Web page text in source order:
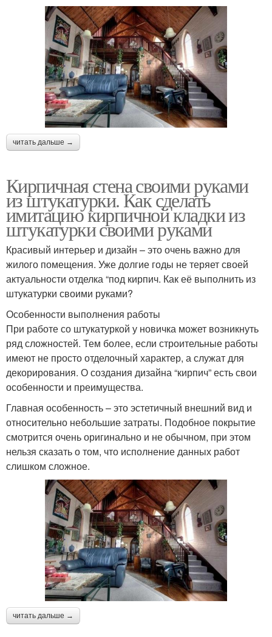
читать дальше →
Кирпичная стена своими руками
из штукатурки. Как сделать
имитацию кирпичной кладки из
штукатурки своими руками
Красивый интерьер и дизайн – это очень важно для
жилого помещения. Уже долгие годы не теряет своей
актуальности отделка “под кирпич. Как её выполнить из
штукатурки своими руками?
Особенности выполнения работы
При работе со штукатуркой у новичка может возникнуть
ряд сложностей. Тем более, если строительные работы
имеют не просто отделочный характер, а служат для
декорирования. О создания дизайна “кирпич” есть свои
особенности и преимущества.
Главная особенность – это эстетичный внешний вид и
относительно небольшие затраты. Подобное покрытие
смотрится очень оригинально и не обычном, при этом
нельзя сказать о том, что исполнение данных работ
слишком сложное.
читать дальше →